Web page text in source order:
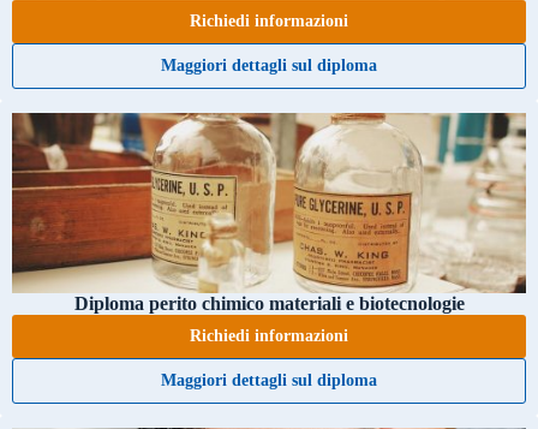
Richiedi informazioni
Maggiori dettagli sul diploma
Diploma perito chimico materiali e biotecnologie
Richiedi informazioni
Maggiori dettagli sul diploma